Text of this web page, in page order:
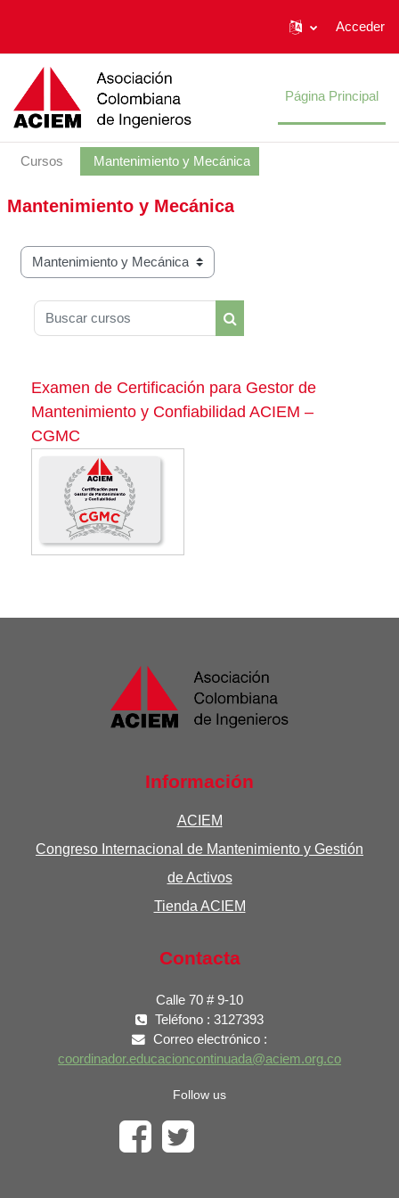
Acceder
Página Principal
Cursos Mantenimiento y Mecánica
Mantenimiento y Mecánica
Categorías
Buscar cursos
Buscar cursos
Examen de Certificación para Gestor de
Mantenimiento y Confiabilidad ACIEM –
CGMC
Información
ACIEM
Congreso Internacional de Mantenimiento y Gestión
de Activos
Tienda ACIEM
Contacta
Calle 70 # 9-10
Teléfono : 3127393
Correo electrónico :
coordinador.educacioncontinuada@aciem.org.co
Follow us